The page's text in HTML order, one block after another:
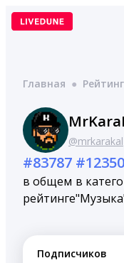
Перейти
Главная ●
@mrkarakal
#83787
в общем
рейтинге
#12350
в
Подписчиков